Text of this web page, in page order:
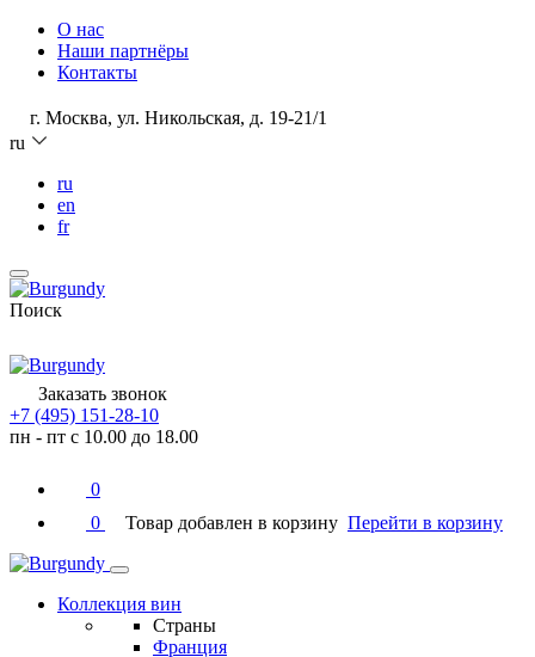
О нас
Наши партнёры
Контакты
г. Москва, ул. Никольская, д. 19-21/1
ru
ru
en
fr
Поиск
Заказать звонок
+7 (495) 151-28-10
пн - пт с 10.00 до 18.00
0
0
Товар добавлен в корзину Перейти в корзину
Коллекция вин
Страны
Франция